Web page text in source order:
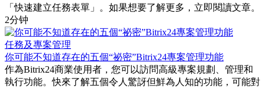
「快速建立任務表單 」。如果想要了解更多，立即閱讀文章。
2分钟
任務及專案管理
你可能不知道存在的五個“祕密”Bitrix24專案管理功能
作為Bitrix24商業使用者，您可以訪問高級專案規劃、管理和
執行功能。快來了解五個令人驚訝但鮮為人知的功能，可能對